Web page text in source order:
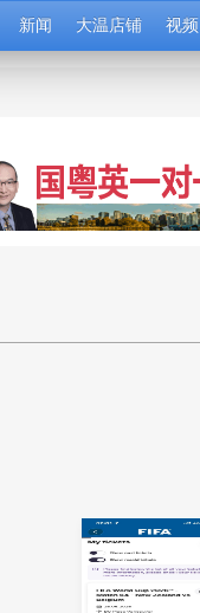
新闻 大温店铺 视频